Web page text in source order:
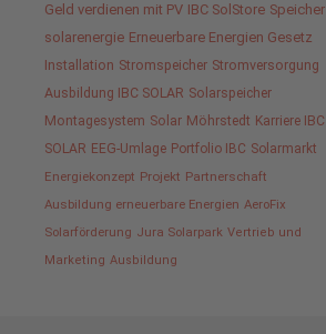
Geld verdienen mit PV IBC SolStore Speicher
solarenergie Erneuerbare Energien Gesetz
Installation Stromspeicher Stromversorgung
Ausbildung IBC SOLAR Solarspeicher
Montagesystem Solar Möhrstedt Karriere IBC
SOLAR EEG-Umlage Portfolio IBC Solarmarkt
Energiekonzept Projekt Partnerschaft
Ausbildung erneuerbare Energien AeroFix
Solarförderung Jura Solarpark Vertrieb und
Marketing Ausbildung